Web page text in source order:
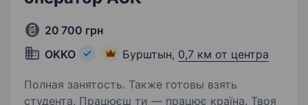
20 700 грн
OKKO
Бурштын, 0,7 км от центра
Полная занятость. Также готовы взять
студента. Працюєш ти — працює країна. Твоя